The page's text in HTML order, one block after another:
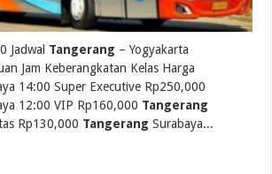
Jadwal Tangerang – Yogyakarta
Jam Keberangkatan Kelas Harga
14:00 Super Executive Rp250,000
12:00 VIP Rp160,000 Tangerang
Rp130,000 Tangerang Surabaya...